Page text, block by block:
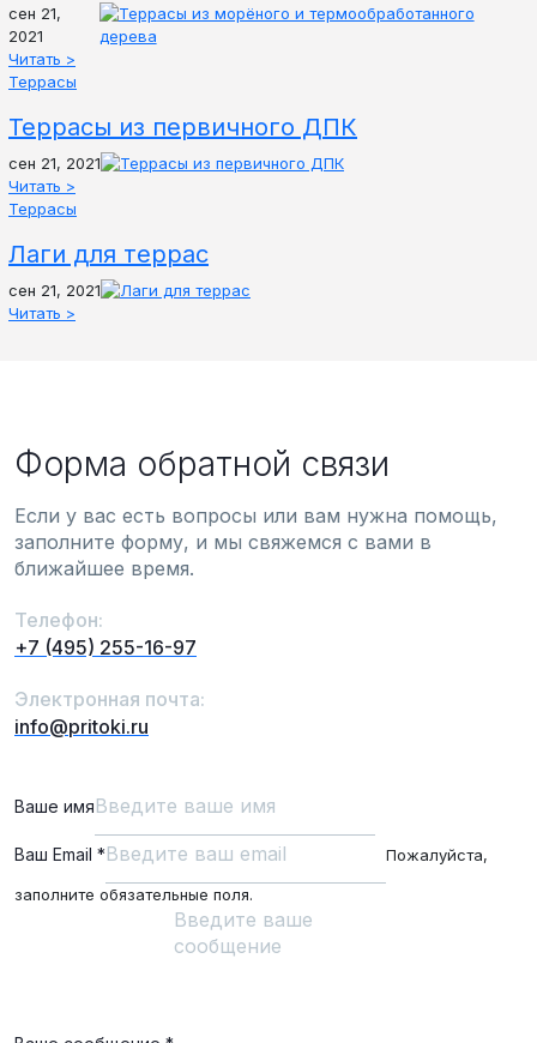
сен 21,
2021
Читать >
Террасы
Террасы из первичного ДПК
сен 21, 2021
Читать >
Террасы
Лаги для террас
сен 21, 2021
Читать >
Форма обратной связи
Если у вас есть вопросы или вам нужна помощь,
заполните форму, и мы свяжемся с вами в
ближайшее время.
Телефон:
+7 (495) 255-16-97
Электронная почта:
info@pritoki.ru
Ваше имя
Ваш Email * Пожалуйста,
заполните обязательные поля.